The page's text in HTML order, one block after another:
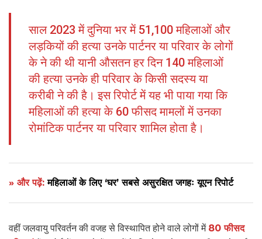
साल 2023 में दुनिया भर में 51,100 महिलाओं और
लड़कियों की हत्या उनके पार्टनर या परिवार के लोगों
के ने की थी यानी औसतन हर दिन 140 महिलाओं
की हत्या उनके ही परिवार के किसी सदस्य या
करीबी ने की है। इस रिपोर्ट में यह भी पाया गया कि
महिलाओं की हत्या के 60 फीसद मामलों में उनका
रोमांटिक पार्टनर या परिवार शामिल होता है।
» और पढ़ें:महिलाओं के लिए ‘घर’ सबसे असुरक्षित जगहः यूएन रिपोर्ट
वहीं जलवायु परिवर्तन की वजह से विस्थापित होने वाले लोगों में 80 फीसद